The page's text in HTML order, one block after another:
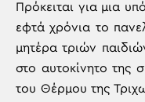
Πρόκειται για μια
εφτά χρόνια το
μητέρα τριών
στο αυτοκίνητο της
του Θέρμου της